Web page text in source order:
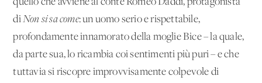
diNon si sa come: un uomo serio e rispettabile,
profondamente innamorato della moglie Bice – la quale,
da parte sua, lo ricambia coi sentimenti più puri – e che
tuttavia si riscopre improvvisamente colpevole di